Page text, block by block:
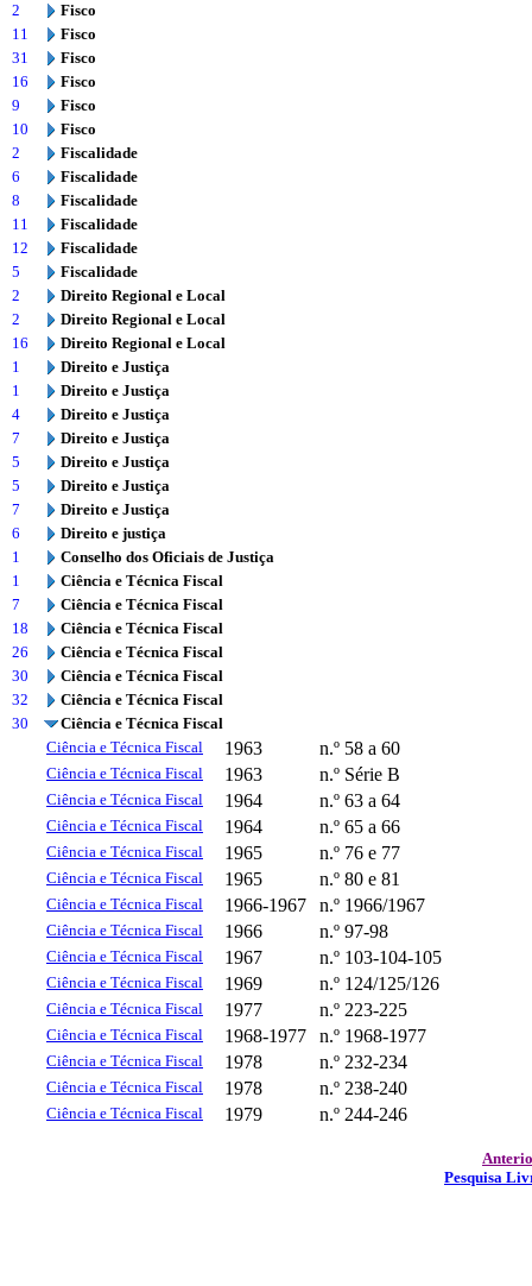
2
Fisco
11
Fisco
31
Fisco
16
Fisco
9
Fisco
10
Fisco
2
Fiscalidade
6
Fiscalidade
8
Fiscalidade
11
Fiscalidade
12
Fiscalidade
5
Fiscalidade
2
Direito Regional e Local
2
Direito Regional e Local
16
Direito Regional e Local
1
Direito e Justiça
1
Direito e Justiça
4
Direito e Justiça
7
Direito e Justiça
5
Direito e Justiça
5
Direito e Justiça
7
Direito e Justiça
6
Direito e justiça
1
Conselho dos Oficiais de Justiça
1
Ciência e Técnica Fiscal
7
Ciência e Técnica Fiscal
18
Ciência e Técnica Fiscal
26
Ciência e Técnica Fiscal
30
Ciência e Técnica Fiscal
32
Ciência e Técnica Fiscal
30
Ciência e Técnica Fiscal
Ciência e Técnica Fiscal
1963 n.º 58 a 60
Ciência e Técnica Fiscal 1963 n.º Série B
Ciência e Técnica Fiscal 1964 n.º 63 a 64
Ciência e Técnica Fiscal 1964 n.º 65 a 66
Ciência e Técnica Fiscal 1965 n.º 76 e 77
Ciência e Técnica Fiscal 1965 n.º 80 e 81
Ciência e Técnica Fiscal 1966-1967 n.º 1966/1967
Ciência e Técnica Fiscal 1966 n.º 97-98
Ciência e Técnica Fiscal 1967 n.º 103-104-105
Ciência e Técnica Fiscal 1969 n.º 124/125/126
Ciência e Técnica Fiscal 1977 n.º 223-225
Ciência e Técnica Fiscal 1968-1977 n.º 1968-1977
Ciência e Técnica Fiscal 1978 n.º 232-234
Ciência e Técnica Fiscal 1978 n.º 238-240
Ciência e Técnica Fiscal 1979 n.º 244-246
Pesquisa